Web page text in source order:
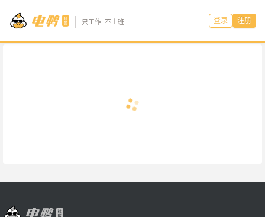
只工作, 不上班 登录 注册